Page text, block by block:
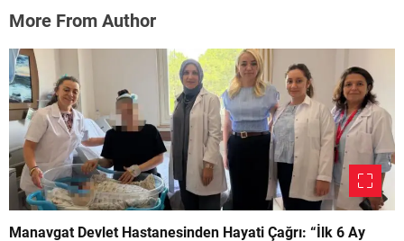
More From Author
Manavgat Devlet Hastanesinden Hayati Çağrı: “İlk 6 Ay